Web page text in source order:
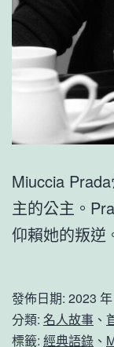
Miuccia
主的公主。
仰賴她的叛逆
發佈日期: 2023
分類: 名人故事 、
標籤: 經典語錄 、